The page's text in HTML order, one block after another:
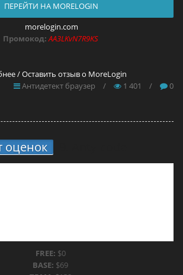
ПЕРЕЙТИ НА MORELOGIN
morelogin.com
Промокод:AA3LKvN7R9KS
/ Оставить отзыв о MoreLogin
Антидетект браузер
/ 1 401 / 0
оценок
FREE: $0
BASE: $69